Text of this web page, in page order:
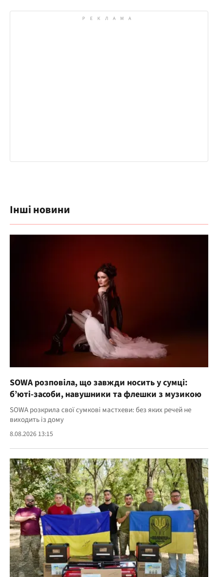
Інші новини
SOWA розповіла, що завжди носить у сумці:
б’юті-засоби, навушники та флешки з музикою
SOWA розкрила свої сумкові мастхеви: без яких речей не
виходить із дому
8.08.2026 13:15